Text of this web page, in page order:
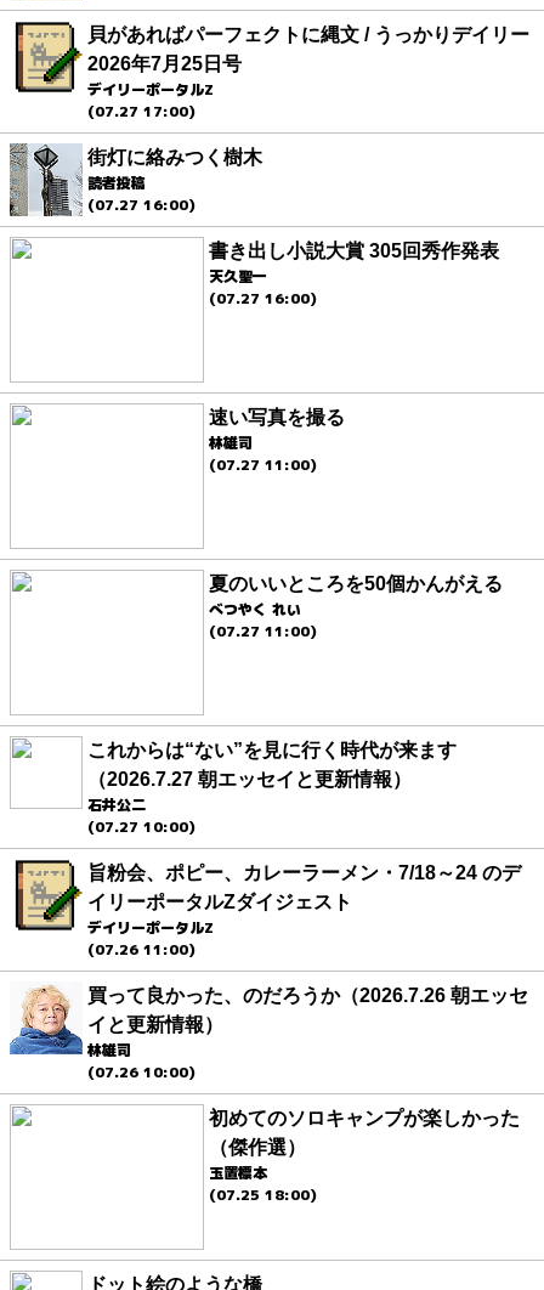
貝があればパーフェクトに縄文 / うっかりデイリー
2026年7月25日号
デイリーポータルZ
(07.27 17:00)
街灯に絡みつく樹木
読者投稿
(07.27 16:00)
書き出し小説大賞 305回秀作発表
天久聖一
(07.27 16:00)
速い写真を撮る
林雄司
(07.27 11:00)
夏のいいところを50個かんがえる
べつやく れい
(07.27 11:00)
これからは“ない”を見に行く時代が来ます
（2026.7.27 朝エッセイと更新情報）
石井公二
(07.27 10:00)
旨粉会、ポピー、カレーラーメン・7/18～24 のデ
イリーポータルZダイジェスト
デイリーポータルZ
(07.26 11:00)
買って良かった、のだろうか（2026.7.26 朝エッセ
イと更新情報）
林雄司
(07.26 10:00)
初めてのソロキャンプが楽しかった
（傑作選）
玉置標本
(07.25 18:00)
ドット絵のような橋